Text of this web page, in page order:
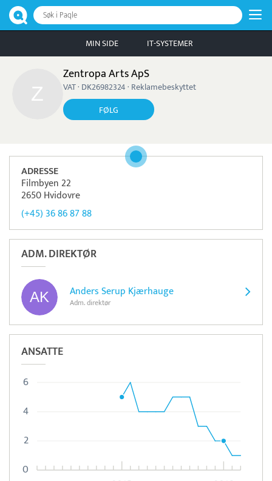
Søk i Paqle
MIN SIDE IT-SYSTEMER
Zentropa Arts ApS
VAT · DK26982324 · Reklamebeskyttet
FØLG
ADRESSE
Filmbyen 22
2650 Hvidovre
(+45) 36 86 87 88
ADM. DIREKTØR
Anders Serup Kjærhauge
Adm. direktør
ANSATTE
0
2
4
6